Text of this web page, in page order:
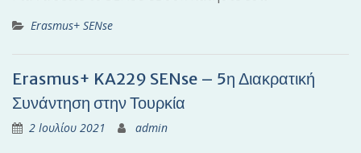
Erasmus+ SENse
Erasmus+ KA229 SENse – 5η Διακρατική
Συνάντηση στην Τουρκία
2 Ιουλίου 2021 admin